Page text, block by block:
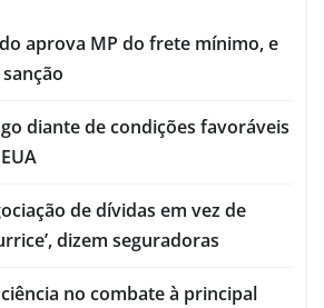
aprova MP do frete mínimo, e
diante de condições favoráveis
de dívidas em vez de
dizem seguradoras
no combate à principal